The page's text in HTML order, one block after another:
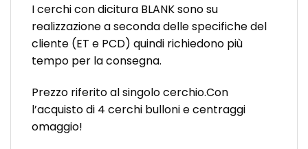
I cerchi con dicitura BLANK sono su
realizzazione a seconda delle specifiche del
cliente (ET e PCD) quindi richiedono più
tempo per la consegna.
Prezzo riferito al singolo cerchio.Con
l’acquisto di 4 cerchi bulloni e centraggi
omaggio!